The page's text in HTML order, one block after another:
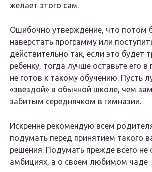
желает этого сам.
Ошибочно утверждение, что потом
наверстать программу или
действительно так, если это будет
ребенку, тогда лучше оставьте его в
не готов к такому обучению. Пусть
«звездой» в обычной школе, чем
забитым середнячком в гимназии.
Искренне рекомендую всем
подумать перед принятием такого
решения. Подумать прежде всего не
амбициях, а о своем любимом чаде